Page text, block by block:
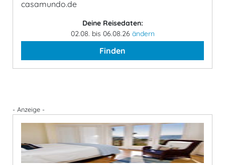
casamundo.de
Deine Reisedaten:
02.08. bis 06.08.26 ändern
Finden
- Anzeige -